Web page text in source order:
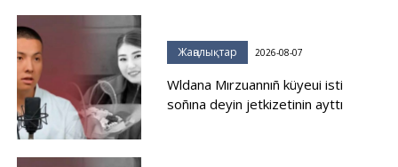
Жаңалықтар 2026-08-07
Wldana Mırzuannıñ küyeui isti
soñına deyin jetkizetinin ayttı